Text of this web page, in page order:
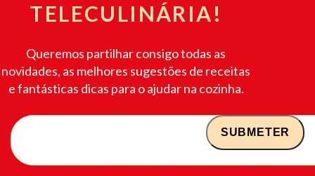
TELECULINÁRIA!
Queremos partilhar consigo todas as
novidades, as melhores sugestões de receitas
e fantásticas dicas para o ajudar na cozinha.